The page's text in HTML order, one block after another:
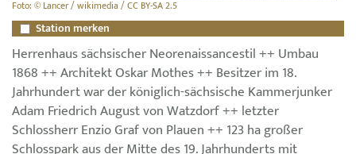
Foto: © Lancer / wikimedia / CC BY-SA 2.5
Station merken
Herrenhaus sächsischer Neorenaissancestil ++ Umbau
1868 ++ Architekt Oskar Mothes ++ Besitzer im 18.
Jahrhundert war der königlich-sächsische Kammerjunker
Adam Friedrich August von Watzdorf ++ letzter
Schlossherr Enzio Graf von Plauen ++ 123 ha großer
Schlosspark aus der Mitte des 19. Jahrhunderts mit